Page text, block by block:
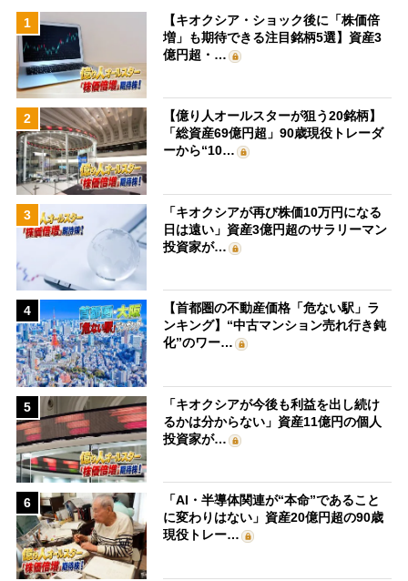
1
【キオクシア・ショック後に「株価倍
増」も期待できる注目銘柄5選】資産3
億円超・…
2
【億り人オールスターが狙う20銘柄】
「総資産69億円超」90歳現役トレーダ
ーから“10…
3
「キオクシアが再び株価10万円になる
日は遠い」資産3億円超のサラリーマン
投資家が…
4
【首都圏の不動産価格「危ない駅」ラ
ンキング】“中古マンション売れ行き鈍
化”のワー…
5
「キオクシアが今後も利益を出し続け
るかは分からない」資産11億円の個人
投資家が…
6
「AI・半導体関連が“本命”であること
に変わりはない」資産20億円超の90歳
現役トレー…